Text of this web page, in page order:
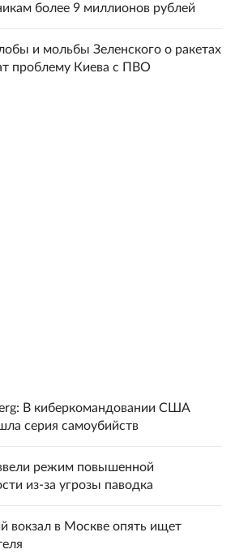
более 9 миллионов рублей
и мольбы Зеленского о ракетах
проблему Киева с ПВО
В киберкомандовании США
серия самоубийств
режим повышенной
из-за угрозы паводка
вокзал в Москве опять ищет